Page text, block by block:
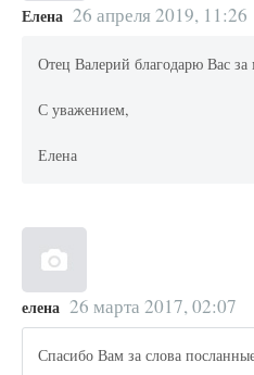
Елена 26 апреля 2019, 11:26
Отец Валерий благодарю Вас
С уважением,
Елена
елена 26 марта 2017, 02:07
Спасибо Вам за слова